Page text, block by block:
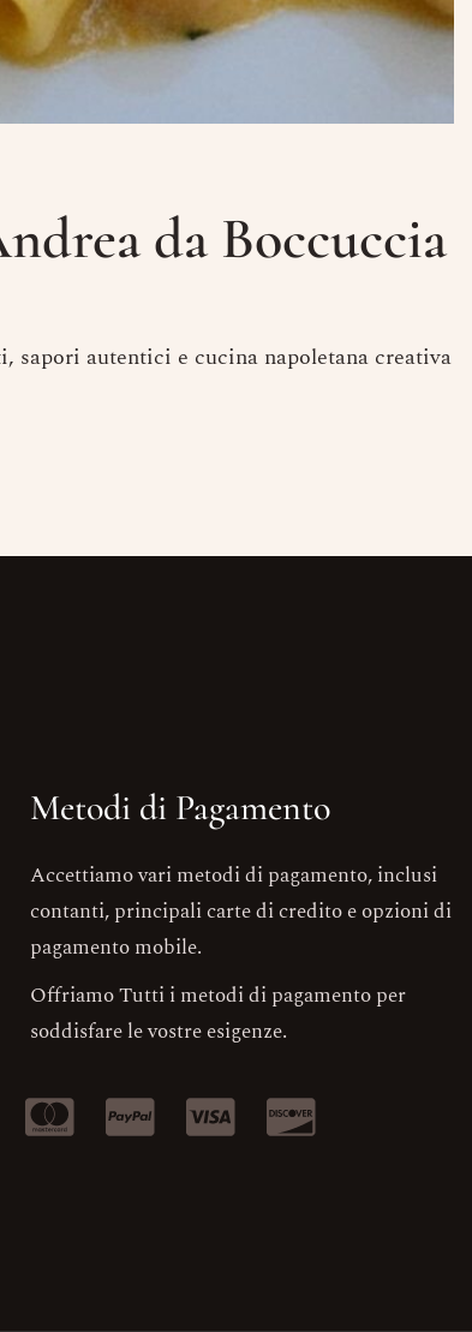
da Boccuccia
autentici e cucina napoletana creativa
Metodi di Pagamento
Accettiamo vari metodi di pagamento, inclusi
contanti, principali carte di credito e opzioni di
pagamento mobile.
Offriamo Tutti i metodi di pagamento per
soddisfare le vostre esigenze.